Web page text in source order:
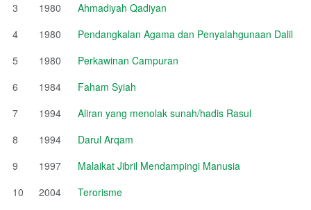
3
1980
Ahmadiyah Qadiyan
4
1980
Pendangkalan Agama dan Penyalahgunaan Dalil
5
1980
Perkawinan Campuran
6
1984
Faham Syiah
7
1994
Aliran yang menolak sunah/hadis Rasul
8
1994
Darul Arqam
9
1997
Malaikat Jibril Mendampingi Manusia
10
2004
Terorisme